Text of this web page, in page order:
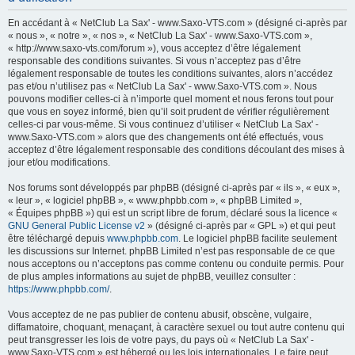
h
En accédant à « NetClub La Sax' - www.Saxo-VTS.com » (désigné ci-après par
« nous », « notre », « nos », « NetClub La Sax' - www.Saxo-VTS.com »,
« http://www.saxo-vts.com/forum »), vous acceptez d’être légalement
responsable des conditions suivantes. Si vous n’acceptez pas d’être
légalement responsable de toutes les conditions suivantes, alors n’accédez
pas et/ou n’utilisez pas « NetClub La Sax' - www.Saxo-VTS.com ». Nous
pouvons modifier celles-ci à n’importe quel moment et nous ferons tout pour
que vous en soyez informé, bien qu’il soit prudent de vérifier régulièrement
celles-ci par vous-même. Si vous continuez d’utiliser « NetClub La Sax' -
www.Saxo-VTS.com » alors que des changements ont été effectués, vous
acceptez d’être légalement responsable des conditions découlant des mises à
jour et/ou modifications.
Nos forums sont développés par phpBB (désigné ci-après par « ils », « eux »,
« leur », « logiciel phpBB », « www.phpbb.com », « phpBB Limited »,
« Équipes phpBB ») qui est un script libre de forum, déclaré sous la licence «
GNU General Public License v2 » (désigné ci-après par « GPL ») et qui peut
être téléchargé depuis www.phpbb.com. Le logiciel phpBB facilite seulement
les discussions sur Internet. phpBB Limited n’est pas responsable de ce que
nous acceptons ou n’acceptons pas comme contenu ou conduite permis. Pour
de plus amples informations au sujet de phpBB, veuillez consulter :
https://www.phpbb.com/.
Vous acceptez de ne pas publier de contenu abusif, obscène, vulgaire,
diffamatoire, choquant, menaçant, à caractère sexuel ou tout autre contenu qui
peut transgresser les lois de votre pays, du pays où « NetClub La Sax' -
www.Saxo-VTS.com » est hébergé ou les lois internationales. Le faire peut